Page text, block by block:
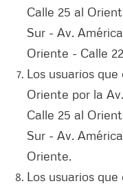
Calle 25 al
Sur - Av.
Oriente - Calle
Los usuarios
Oriente por la
Calle 25 al
Sur - Av.
Oriente.
Los usuarios